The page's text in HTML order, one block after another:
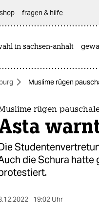
shop fragen & hilfe
in sachsen-anhalt
Muslime rügen
rügen
die Schura hatte
19:02 Uhr